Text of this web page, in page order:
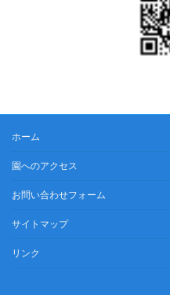
ホーム
園へのアクセス
お問い合わせフォーム
サイトマップ
リンク